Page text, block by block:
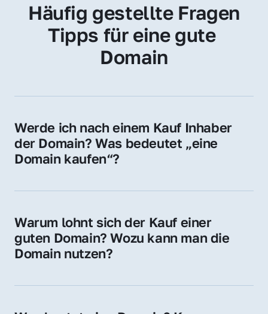
Häufig gestellte Fragen
Tipps für eine gute
Domain
Werde ich nach einem Kauf Inhaber
der Domain? Was bedeutet „eine
Domain kaufen“?
Sie erhalten alle Rechte zur Nutzung,
Domain.
Warum lohnt sich der Kauf einer
guten Domain? Wozu kann man die
Domain nutzen?
Vertrauen und Markenwert. Nutzen Sie sie